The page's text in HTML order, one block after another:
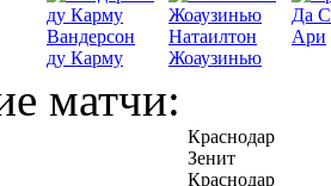
Вандерсон
ду Карму
Натаилтон
Жоаузинью
Да
Ари
матчи:
Краснодар
Зенит
Краснодар